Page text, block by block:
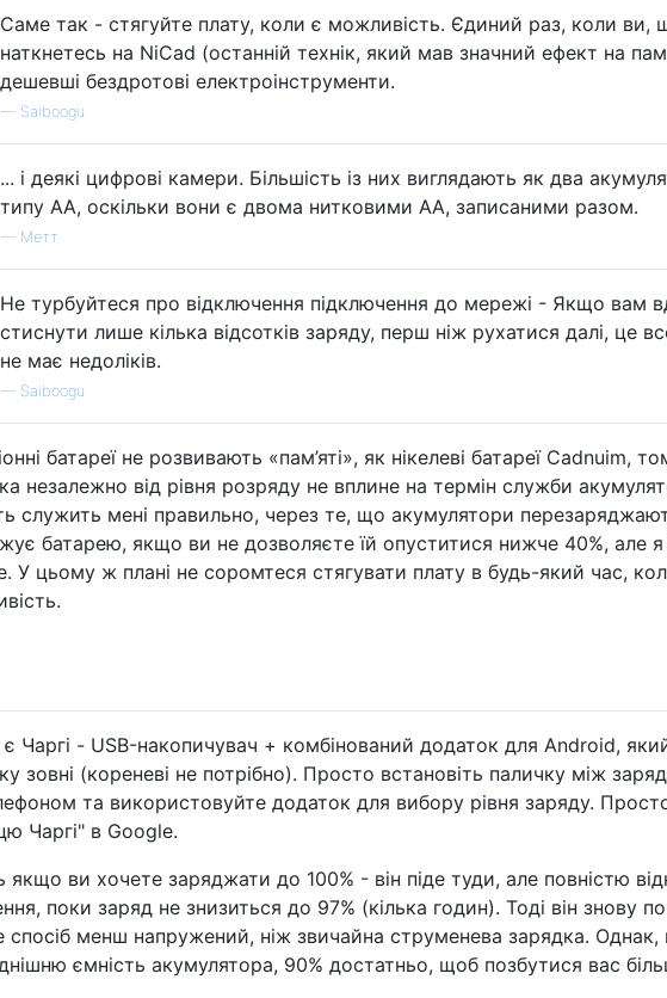
Саме так - стягуйте плату, коли є можливість. Єдиний раз, коли ви,
наткнетесь на NiCad (останній технік, який мав значний ефект на
дешевші бездротові електроінструменти.
— Saiboogu
... і деякі цифрові камери. Більшість із них виглядають як два
типу АА, оскільки вони є двома нитковими АА, записаними разом.
— Метт
Не турбуйтеся про відключення підключення до мережі - Якщо вам
стиснути лише кілька відсотків заряду, перш ніж рухатися далі, це
не має недоліків.
— Saiboogu
батареї не розвивають «пам’яті», як нікелеві батареї Cadnuim,
незалежно від рівня розряду не вплине на термін служби
служить мені правильно, через те, що акумулятори
батарею, якщо ви не дозволяєте їй опуститися нижче 40%, але
У цьому ж плані не соромтеся стягувати плату в будь-який час,
є Чаргі - USB-накопичувач + комбінований додаток для Android,
зовні (кореневі не потрібно). Просто встановіть паличку між
та використовуйте додаток для вибору рівня заряду.
Чаргі" в Google.
якщо ви хочете заряджати до 100% - він піде туди, але повністю
поки заряд не знизиться до 97% (кілька годин). Тоді він знову
спосіб менш напружений, ніж звичайна струменева зарядка.
ємність акумулятора, 90% достатньо, щоб позбутися вас